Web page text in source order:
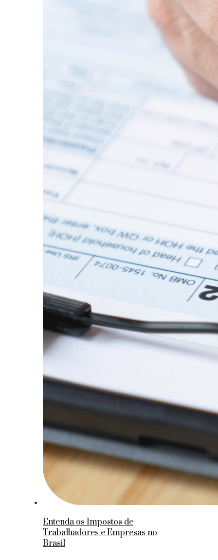
Entenda os Impostos de
Trabalhadores e Empresas no
Brasil